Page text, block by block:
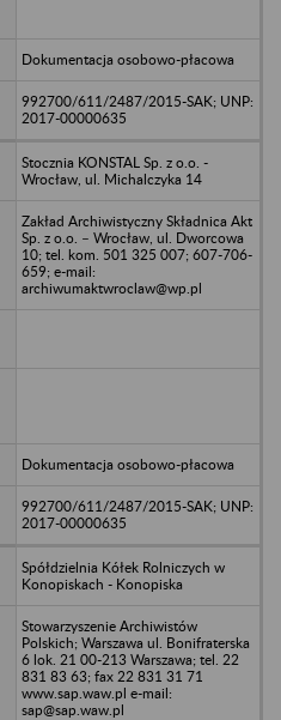
Dokumentacja osobowo-płacowa
992700/611/2487/2015-SAK; UNP:
2017-00000635
Stocznia KONSTAL Sp. z o.o. -
Wrocław, ul. Michalczyka 14
Zakład Archiwistyczny Składnica Akt
Sp. z o.o. – Wrocław, ul. Dworcowa
10; tel. kom. 501 325 007; 607-706-
659; e-mail:
archiwumaktwroclaw@wp.pl
Dokumentacja osobowo-płacowa
992700/611/2487/2015-SAK; UNP:
2017-00000635
Spółdzielnia Kółek Rolniczych w
Konopiskach - Konopiska
Stowarzyszenie Archiwistów
Polskich; Warszawa ul. Bonifraterska
6 lok. 21 00-213 Warszawa; tel. 22
831 83 63; fax 22 831 31 71
www.sap.waw.pl e-mail:
sap@sap.waw.pl